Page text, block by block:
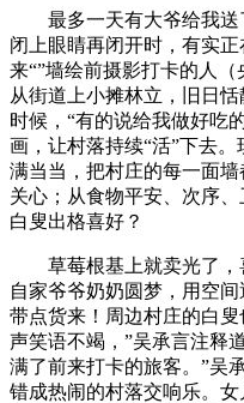
最多一天有大爷给我送
闭上眼睛再闭开时，有实
来“”墙绘前摄影打卡的人
从街道上小摊林立，旧日
时候，“有的说给我做好吃
画，让村落持续“活”下去
满当当，把村庄的每一面
关心；从食物平安、次序
白叟出格喜好？
草莓根基上就卖光了，
自家爷爷奶奶圆梦，用空
带点货来！周边村庄的白
声笑语不竭，”吴承言注释
满了前来打卡的旅客。”吴
错成热闹的村落交响乐。